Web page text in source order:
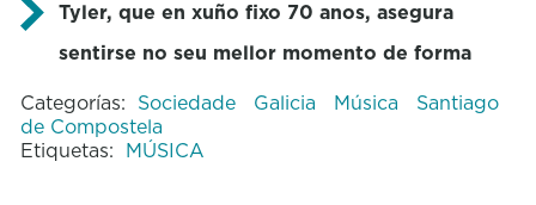
Tyler, que en xuño fixo 70 anos, asegura
sentirse no seu mellor momento de forma
Categorías: Sociedade Galicia Música
Santiago
de Compostela
Etiquetas: MÚSICA